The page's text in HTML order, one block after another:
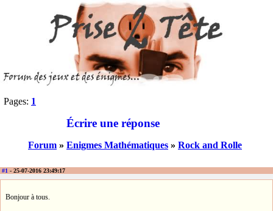
Pages: 1
Écrire une réponse
Forum » Enigmes Mathématiques » Rock and Rolle
#1 - 25-07-2016 23:49:17
Bonjour à tous.